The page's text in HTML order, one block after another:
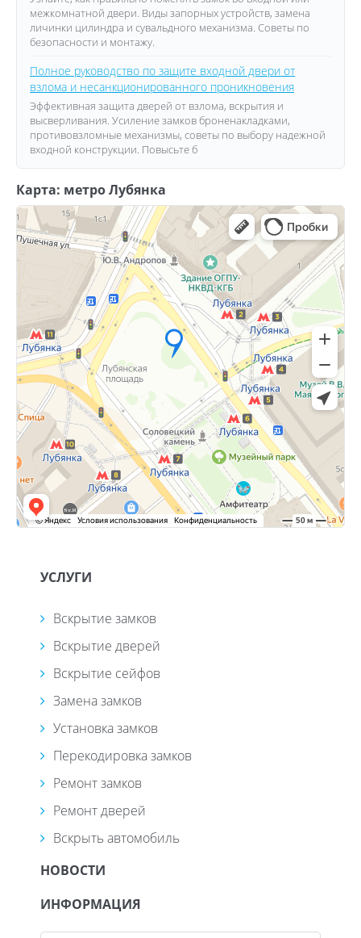
межкомнатной двери. Виды запорных устройств, замена
личинки цилиндра и сувальдного механизма. Советы по
безопасности и монтажу.
Полное руководство по защите входной двери от
взлома и несанкционированного проникновения
Эффективная защита дверей от взлома, вскрытия и
высверливания. Усиление замков броненакладками,
противовзломные механизмы, советы по выбору надежной
входной конструкции. Повысьте б
Карта: метро Лубянка
УСЛУГИ
Вскрытие замков
Вскрытие дверей
Вскрытие сейфов
Замена замков
Установка замков
Перекодировка замков
Ремонт замков
Ремонт дверей
Вскрыть автомобиль
НОВОСТИ
ИНФОРМАЦИЯ